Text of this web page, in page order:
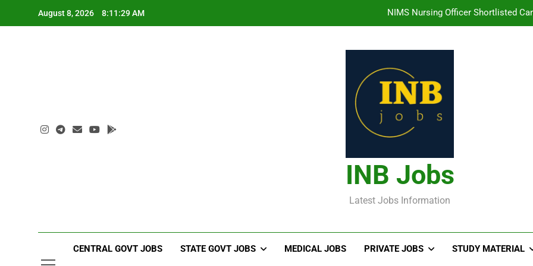
August 8, 2026 8:11:30 AM తిరుమల తిరుపతి దేవస్థానం సంస్థలో
NIMS Nursing Officer Shortlisted
తిరుమల తిరుపతి దేవస్థానం సంస్థలో ఉద్యోగాలు
INB Jobs
Latest Jobs Information
CENTRAL GOVT JOBS STATE GOVT JOBS MEDICAL JOBS PRIVATE JOBS STUDY MATERIAL